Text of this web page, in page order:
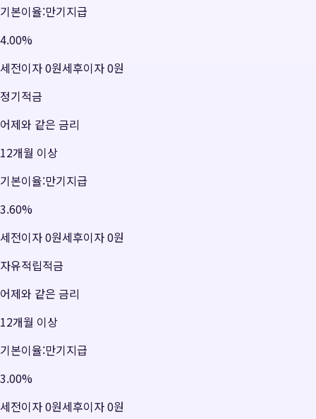
기본이율:만기지급
4.00%
세전이자0원세후이자0원
정기적금
어제와 같은 금리
12개월 이상
기본이율:만기지급
3.60%
세전이자0원세후이자0원
자유적립적금
어제와 같은 금리
12개월 이상
기본이율:만기지급
3.00%
세전이자0원세후이자0원